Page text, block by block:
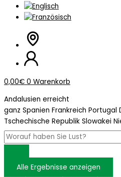
0,00€ 0 Warenkorb
Andalusien erreicht
ganz Spanien Frankreich
Tschechische Republik Slowakei
Alle Ergebnisse anzeigen